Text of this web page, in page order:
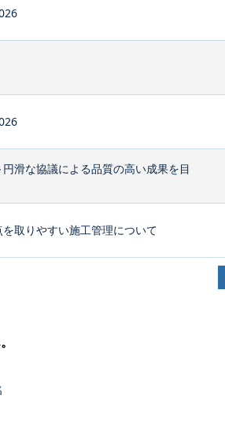
滑な協議による品質の高い成果を目
取りやすい施工管理について